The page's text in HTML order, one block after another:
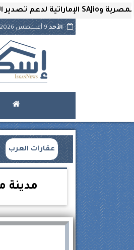
الأحد9 أغسطس 2026
عقارات العرب
مدينة